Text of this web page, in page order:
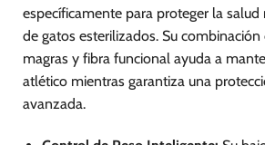
específicamente para proteger la
de gatos esterilizados. Su
magras y fibra funcional ayuda a
atlético mientras garantiza una
avanzada.